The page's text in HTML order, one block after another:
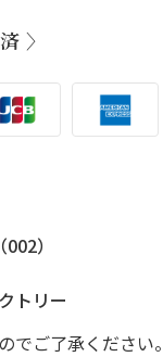
〉
）
トリー
ご了承ください。